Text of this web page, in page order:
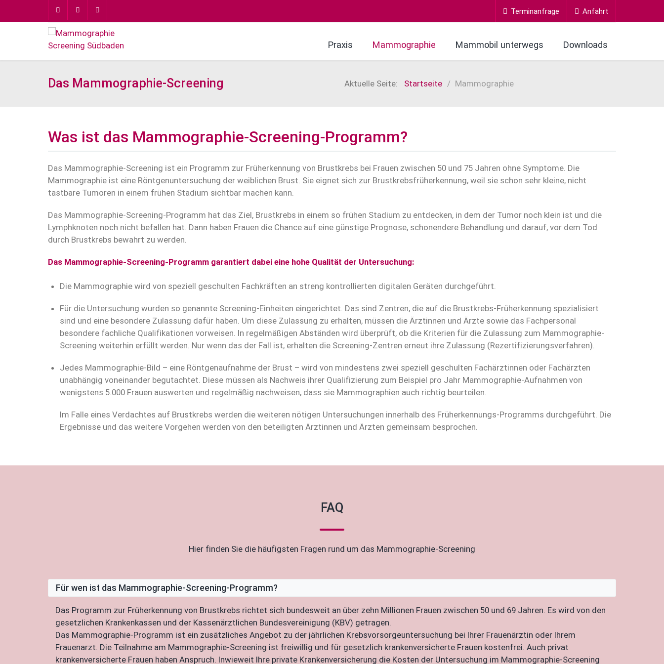
Terminanfrage Anfahrt
Praxis Mammographie Mammobil unterwegs Downloads
Das Mammographie-Screening Aktuelle Seite: Startseite Mammographie
Was ist das Mammographie-Screening-Programm?
Das Mammographie-Screening ist ein Programm zur Früherkennung von Brustkrebs bei Frauen zwischen 50 und 75 Jahren ohne Symptome. Die
Mammographie ist eine Röntgenuntersuchung der weiblichen Brust. Sie eignet sich zur Brustkrebsfrüherkennung, weil sie schon sehr kleine, nicht
tastbare Tumoren in einem frühen Stadium sichtbar machen kann.
Das Mammographie-Screening-Programm hat das Ziel, Brustkrebs in einem so frühen Stadium zu entdecken, in dem der Tumor noch klein ist und die
Lymphknoten noch nicht befallen hat. Dann haben Frauen die Chance auf eine günstige Prognose, schonendere Behandlung und darauf, vor dem Tod
durch Brustkrebs bewahrt zu werden.
Das Mammographie-Screening-Programm garantiert dabei eine hohe Qualität der Untersuchung:
Die Mammographie wird von speziell geschulten Fachkräften an streng kontrollierten digitalen Geräten durchgeführt.
Für die Untersuchung wurden so genannte Screening-Einheiten eingerichtet. Das sind Zentren, die auf die Brustkrebs-Früherkennung spezialisiert
sind und eine besondere Zulassung dafür haben. Um diese Zulassung zu erhalten, müssen die Ärztinnen und Ärzte sowie das Fachpersonal
besondere fachliche Qualifikationen vorweisen. In regelmäßigen Abständen wird überprüft, ob die Kriterien für die Zulassung zum Mammographie-
Screening weiterhin erfüllt werden. Nur wenn das der Fall ist, erhalten die Screening-Zentren erneut ihre Zulassung (Rezertifizierungsverfahren).
Jedes Mammographie-Bild – eine Röntgenaufnahme der Brust – wird von mindestens zwei speziell geschulten Fachärztinnen oder Fachärzten
unabhängig voneinander begutachtet. Diese müssen als Nachweis ihrer Qualifizierung zum Beispiel pro Jahr Mammographie-Aufnahmen von
wenigstens 5.000 Frauen auswerten und regelmäßig nachweisen, dass sie Mammographien auch richtig beurteilen.
Im Falle eines Verdachtes auf Brustkrebs werden die weiteren nötigen Untersuchungen innerhalb des Früherkennungs-Programms durchgeführt. Die
Ergebnisse und das weitere Vorgehen werden von den beteiligten Ärztinnen und Ärzten gemeinsam besprochen.
FAQ
Hier finden Sie die häufigsten Fragen rund um das Mammographie-Screening
Für wen ist das Mammographie-Screening-Programm?
Das Programm zur Früherkennung von Brustkrebs richtet sich bundesweit an über zehn Millionen Frauen zwischen 50 und 69 Jahren. Es wird von den
gesetzlichen Krankenkassen und der Kassenärztlichen Bundesvereinigung (KBV) getragen.
Das Mammographie-Programm ist ein zusätzliches Angebot zu der jährlichen Krebsvorsorgeuntersuchung bei Ihrer Frauenärztin oder Ihrem
Frauenarzt. Die Teilnahme am Mammographie-Screening ist freiwillig und für gesetzlich krankenversicherte Frauen kostenfrei. Auch privat
krankenversicherte Frauen haben Anspruch. Inwieweit Ihre private Krankenversicherung die Kosten der Untersuchung im Mammographie-Screening